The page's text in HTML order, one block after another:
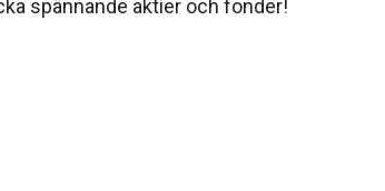
spännande aktier och fonder!